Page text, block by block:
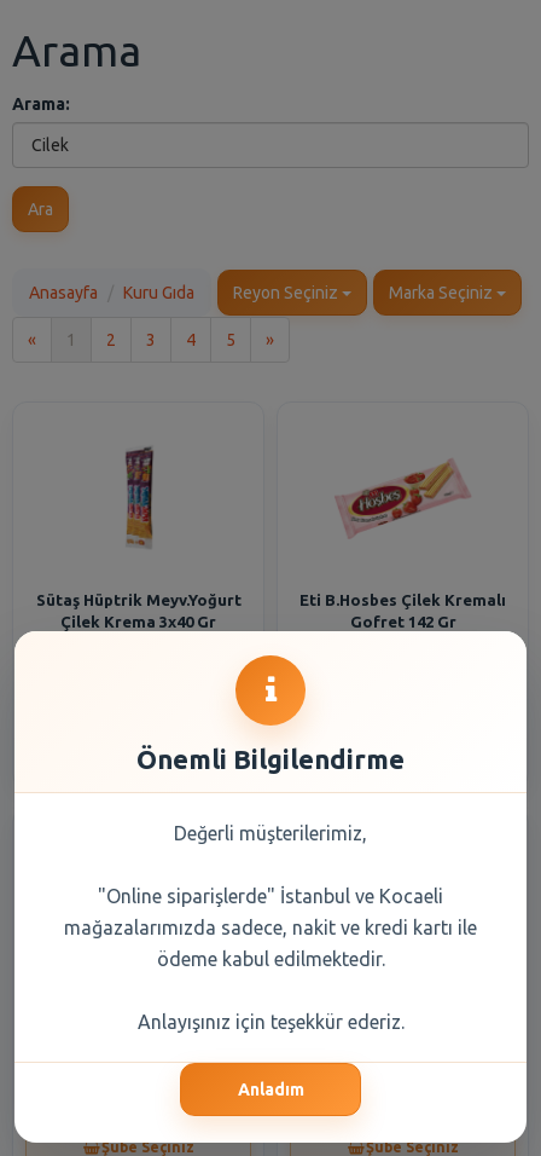
Arama
Arama:
Ara
Anasayfa Kuru Gıda Reyon Seçiniz Marka Seçiniz
« 1 2 3 4 5 »Son
Sütaş Hüptrik Meyv.Yoğurt
Çilek Krema 3x40 Gr
Eti B.Hosbes Çilek Kremalı
Gofret 142 Gr
Dolgulu (50%) Sütlü Çikolata
Şube Seçiniz Şube Seçiniz
Önemli Bilgilendirme
Değerli müşterilerimiz,
"Online siparişlerde" İstanbul ve Kocaeli
mağazalarımızda sadece, nakit ve kredi kartı ile
ödeme kabul edilmektedir.
Anlayışınız için teşekkür ederiz.
Anladım